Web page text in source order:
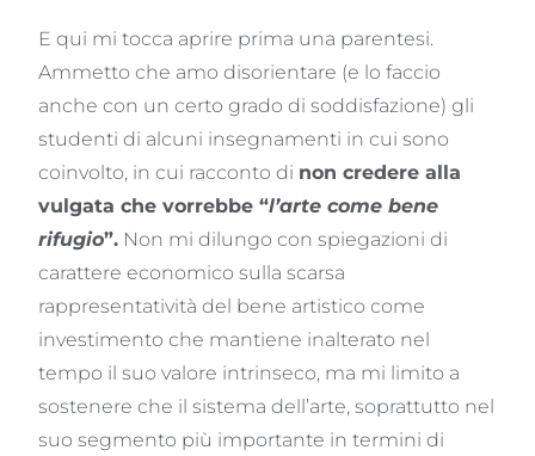
E qui mi tocca aprire prima una parentesi.
Ammetto che amo disorientare (e lo faccio
anche con un certo grado di soddisfazione) gli
studenti di alcuni insegnamenti in cui sono
coinvolto, in cui racconto di non credere alla
vulgata che vorrebbe “l’arte come bene
rifugio”. Non mi dilungo con spiegazioni di
carattere economico sulla scarsa
rappresentatività del bene artistico come
investimento che mantiene inalterato nel
tempo il suo valore intrinseco, ma mi limito a
sostenere che il sistema dell’arte, soprattutto nel
suo segmento più importante in termini di